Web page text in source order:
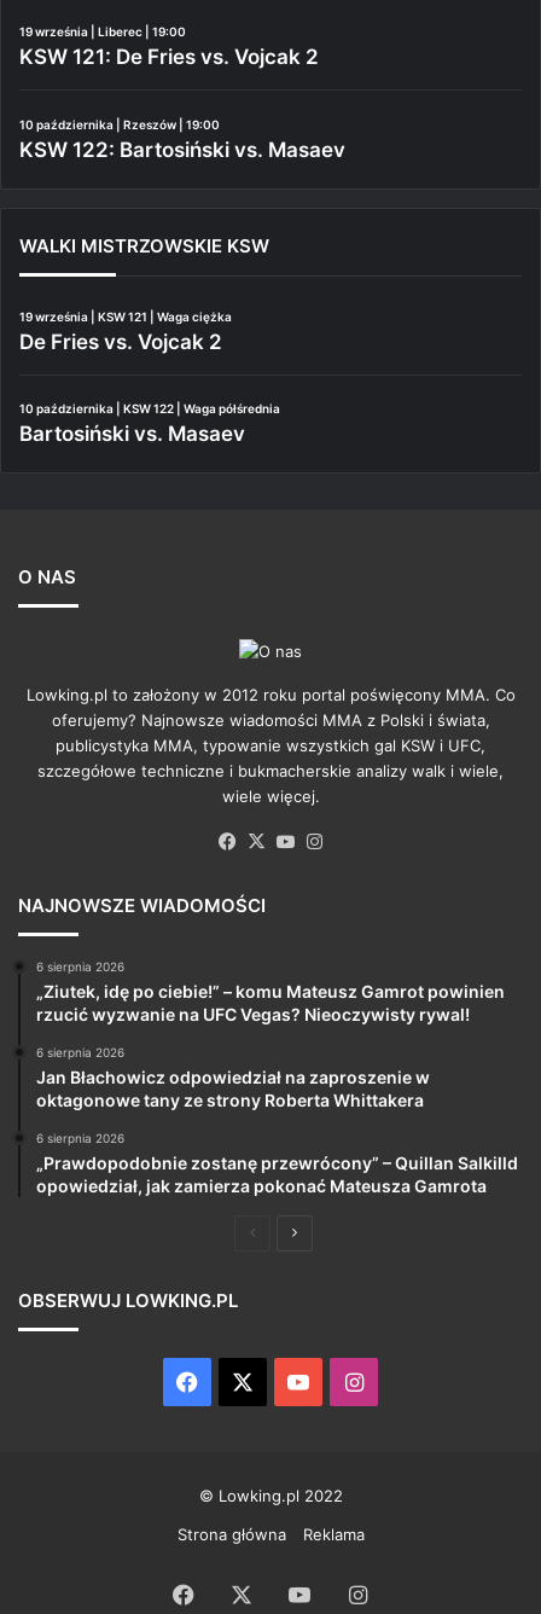
19 września | Liberec | 19:00
KSW 121: De Fries vs. Vojcak 2
10 października | Rzeszów | 19:00
KSW 122: Bartosiński vs. Masaev
WALKI MISTRZOWSKIE KSW
19 września | KSW 121 | Waga ciężka
De Fries vs. Vojcak 2
10 października | KSW 122 | Waga półśrednia
Bartosiński vs. Masaev
O NAS
Lowking.pl to założony w 2012 roku portal poświęcony MMA. Co
oferujemy? Najnowsze wiadomości MMA z Polski i świata,
publicystyka MMA, typowanie wszystkich gal KSW i UFC,
szczegółowe techniczne i bukmacherskie analizy walk i wiele,
wiele więcej.
Facebook
X YouTube
NAJNOWSZE WIADOMOŚCI
6 sierpnia 2026
„Ziutek, idę po ciebie!” – komu Mateusz Gamrot powinien
rzucić wyzwanie na UFC Vegas? Nieoczywisty rywal!
6 sierpnia 2026
Jan Błachowicz odpowiedział na zaproszenie w
oktagonowe tany ze strony Roberta Whittakera
6 sierpnia 2026
„Prawdopodobnie zostanę przewrócony” – Quillan Salkilld
opowiedział, jak zamierza pokonać Mateusza Gamrota
PoprzedniaNastępna
OBSERWUJ LOWKING.PL
Facebook YouTubeInstagram
© Lowking.pl 2022
Strona główna
Reklama
Facebook YouTubeInstagram